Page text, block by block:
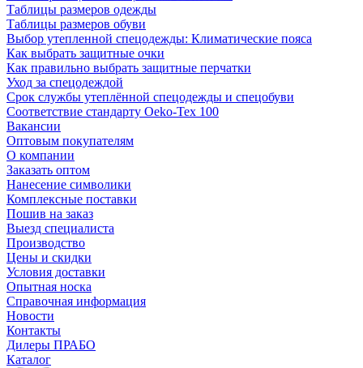
Таблицы размеров одежды
Таблицы размеров обуви
Выбор утепленной спецодежды: Климатические пояса
Как выбрать защитные очки
Как правильно выбрать защитные перчатки
Уход за спецодеждой
Срок службы утеплённой спецодежды и спецобуви
Соответствие стандарту Oeko-Tex 100
Вакансии
Оптовым покупателям
О компании
Заказать оптом
Нанесение символики
Комплексные поставки
Пошив на заказ
Выезд специалиста
Производство
Цены и скидки
Условия доставки
Опытная носка
Справочная информация
Новости
Контакты
Дилеры ПРАБО
Каталог